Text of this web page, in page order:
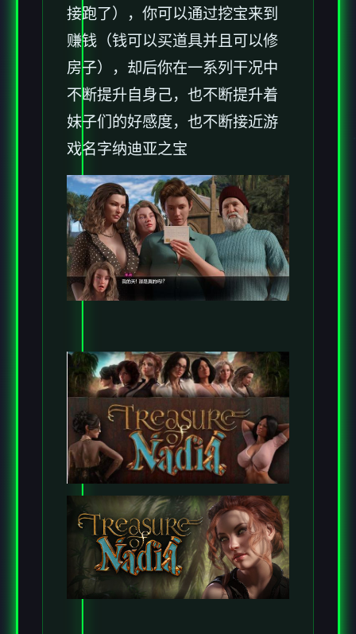
接跑了），你可以通过挖宝来到
赚钱（钱可以买道具并且可以修
房子），却后你在一系列干况中
不断提升自身己，也不断提升着
妹子们的好感度，也不断接近游
戏名字纳迪亚之宝